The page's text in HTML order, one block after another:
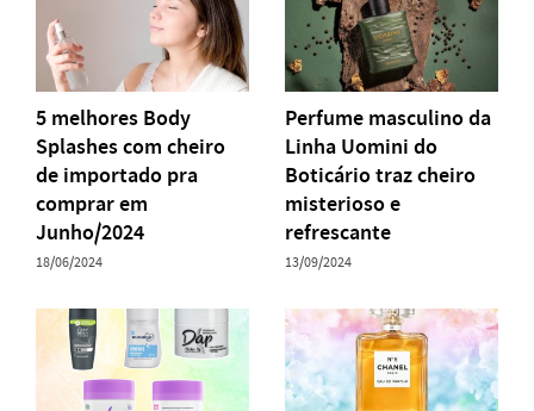
5 melhores Body
Splashes com cheiro
de importado pra
comprar em
Junho/2024
18/06/2024
Perfume masculino da
Linha Uomini do
Boticário traz cheiro
misterioso e
refrescante
13/09/2024